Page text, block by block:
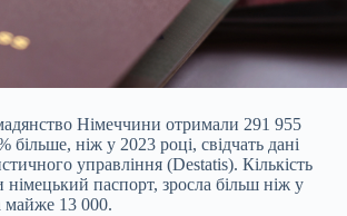
Німеччини отримали 291 955
більше, ніж у 2023 році, свідчать дані
управління (Destatis). Кількість
німецький паспорт, зросла більш ніж у
майже 13 000.